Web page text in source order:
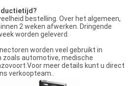
bestelling. Over het algemeen,
2 weken afwerken. Dringende
worden geleverd.
worden veel gebruikt in
zoals automotive, medische
meer details kunt u direct
verkoopteam..